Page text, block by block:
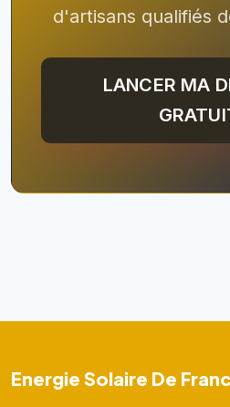
d'artisans qualifiés
LANCER MA
Energie Solaire De